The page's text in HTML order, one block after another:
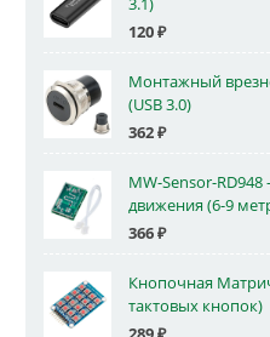
120₽
Монтажный
(USB 3.0)
362₽
MW-Sensor-
движения (6-9
366₽
Кнопочная
тактовых кнопок)